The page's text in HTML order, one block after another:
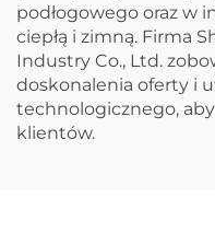
podłogowego oraz w
ciepłą i zimną. Firma
Industry Co., Ltd.
doskonalenia oferty i
technologicznego,
klientów.